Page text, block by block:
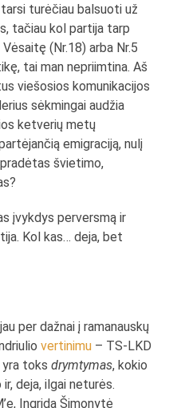
turėčiau balsuoti už
tačiau kol partija tarp
(Nr.18) arba Nr.5
tai man nepriimtina. Aš
viešosios komunikacijos
sėkmingai audžia
ketverių metų
emigraciją, nulį
švietimo,
įvykdys perversmą ir
Kol kas… deja, bet
per dažnai į ramanauskų
vertinimu – TS-LKD
yra toksdrymtymas, kokio
deja, ilgai neturės.
Ingrida Šimonytė